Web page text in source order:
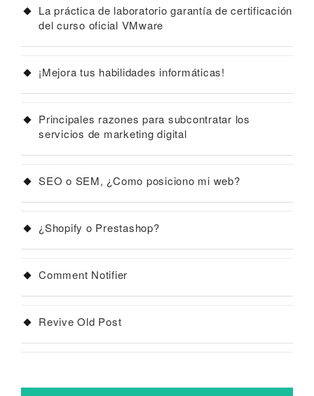
La práctica de laboratorio garantía de certificación
del curso oficial VMware
¡Mejora tus habilidades informáticas!
Principales razones para subcontratar los
servicios de marketing digital
SEO o SEM, ¿Como posiciono mi web?
¿Shopify o Prestashop?
Comment Notifier
Revive Old Post